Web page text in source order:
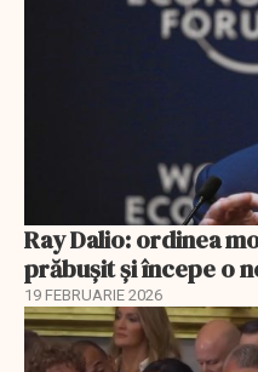
Ray Dalio: ordinea
prăbușit și începe o
19 FEBRUARIE 2026